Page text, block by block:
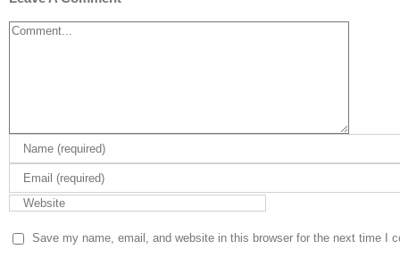
Comment
Save my name, email, and website in this browser for the next time I